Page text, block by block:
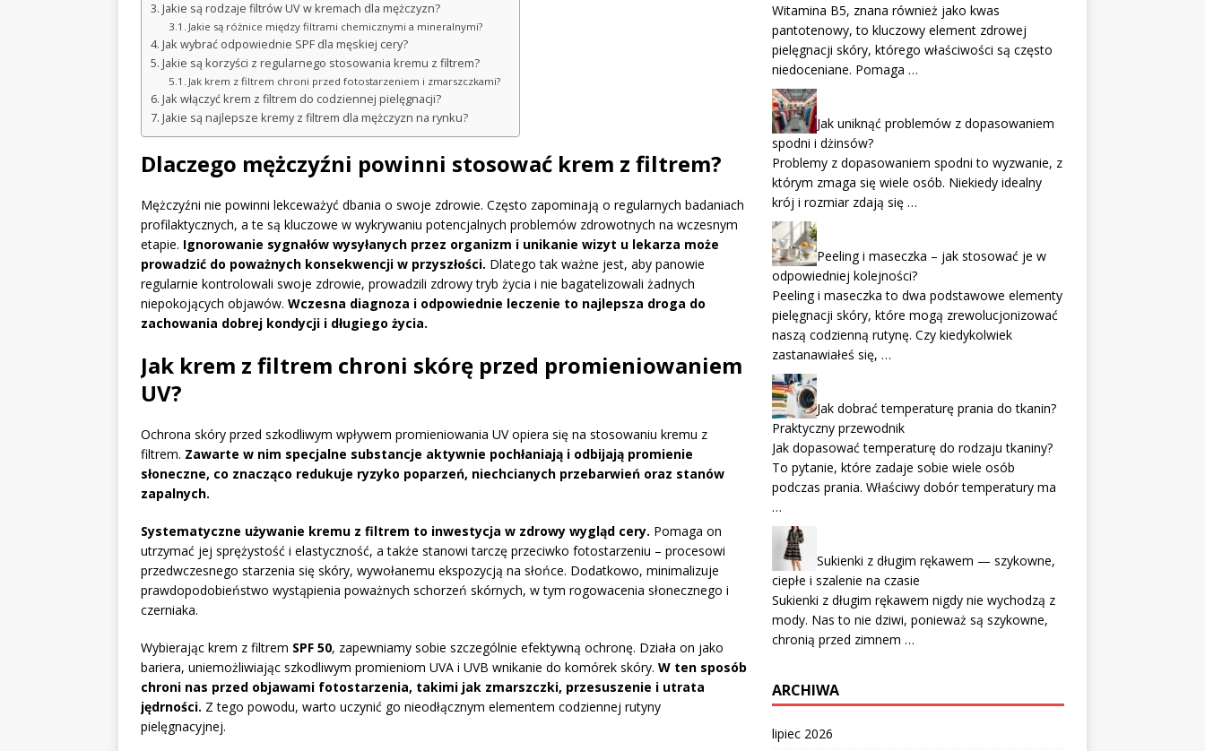
Jakie są rodzaje filtrów UV w kremach dla mężczyzn?
Jakie są różnice między filtrami chemicznymi a mineralnymi?
Jak wybrać odpowiednie SPF dla męskiej cery?
Jakie są korzyści z regularnego stosowania kremu z filtrem?
Jak krem z filtrem chroni przed fotostarzeniem i zmarszczkami?
Jak włączyć krem z filtrem do codziennej pielęgnacji?
Jakie są najlepsze kremy z filtrem dla mężczyzn na rynku?
Dlaczego mężczyźni powinni stosować krem z filtrem?
Mężczyźni nie powinni lekceważyć dbania o swoje zdrowie. Często zapominają o regularnych badaniach
profilaktycznych, a te są kluczowe w wykrywaniu potencjalnych problemów zdrowotnych na wczesnym
etapie. Ignorowanie sygnałów wysyłanych przez organizm i unikanie wizyt u lekarza może
prowadzić do poważnych konsekwencji w przyszłości. Dlatego tak ważne jest, aby panowie
regularnie kontrolowali swoje zdrowie, prowadzili zdrowy tryb życia i nie bagatelizowali żadnych
niepokojących objawów. Wczesna diagnoza i odpowiednie leczenie to najlepsza droga do
zachowania dobrej kondycji i długiego życia.
Jak krem z filtrem chroni skórę przed promieniowaniem
UV?
Ochrona skóry przed szkodliwym wpływem promieniowania UV opiera się na stosowaniu kremu z
filtrem. Zawarte w nim specjalne substancje aktywnie pochłaniają i odbijają promienie
słoneczne, co znacząco redukuje ryzyko poparzeń, niechcianych przebarwień oraz stanów
zapalnych.
Systematyczne używanie kremu z filtrem to inwestycja w zdrowy wygląd cery. Pomaga on
utrzymać jej sprężystość i elastyczność, a także stanowi tarczę przeciwko fotostarzeniu – procesowi
przedwczesnego starzenia się skóry, wywołanemu ekspozycją na słońce. Dodatkowo, minimalizuje
prawdopodobieństwo wystąpienia poważnych schorzeń skórnych, w tym rogowacenia słonecznego i
czerniaka.
Wybierając krem z filtrem SPF 50, zapewniamy sobie szczególnie efektywną ochronę. Działa on jako
bariera, uniemożliwiając szkodliwym promieniom UVA i UVB wnikanie do komórek skóry. W ten sposób
chroni nas przed objawami fotostarzenia, takimi jak zmarszczki, przesuszenie i utrata
jędrności. Z tego powodu, warto uczynić go nieodłącznym elementem codziennej rutyny
pielęgnacyjnej.
Witamina B5, znana również jako kwas
pantotenowy, to kluczowy element zdrowej
pielęgnacji skóry, którego właściwości są często
niedoceniane. Pomaga …
Jak uniknąć problemów z dopasowaniem
spodni i dżinsów?
Problemy z dopasowaniem spodni to wyzwanie, z
którym zmaga się wiele osób. Niekiedy idealny
krój i rozmiar zdają się …
Peeling i maseczka – jak stosować je w
odpowiedniej kolejności?
Peeling i maseczka to dwa podstawowe elementy
pielęgnacji skóry, które mogą zrewolucjonizować
naszą codzienną rutynę. Czy kiedykolwiek
zastanawiałeś się, …
Jak dobrać temperaturę prania do tkanin?
Praktyczny przewodnik
Jak dopasować temperaturę do rodzaju tkaniny?
To pytanie, które zadaje sobie wiele osób
podczas prania. Właściwy dobór temperatury ma
…
Sukienki z długim rękawem — szykowne,
ciepłe i szalenie na czasie
Sukienki z długim rękawem nigdy nie wychodzą z
mody. Nas to nie dziwi, ponieważ są szykowne,
chronią przed zimnem …
ARCHIWA
lipiec 2026